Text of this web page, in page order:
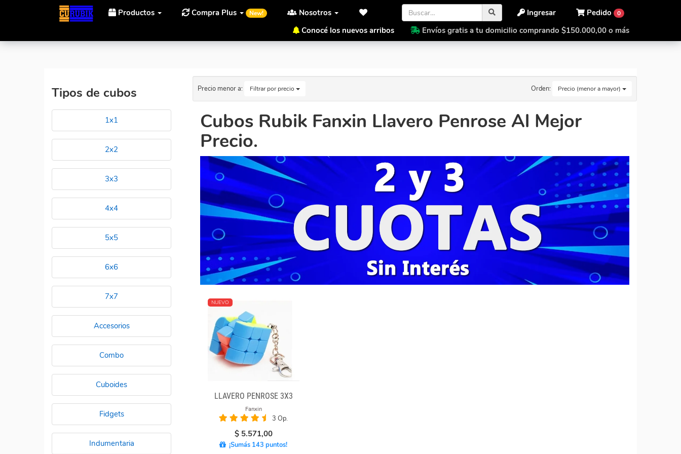
Productos Compra Plus New! Nosotros Pedido 0
Ingresar
Conocé los nuevos arribos
Envíos gratis a tu domicilio comprando $150.000,00 o más
Tipos de cubos
1x1
2x2
3x3
4x4
5x5
6x6
7x7
Accesorios
Combo
Cuboides
Fidgets
Indumentaria
Precio menor a: Filtrar por precio Orden: Precio (menor a mayor)
Cubos Rubik Fanxin Llavero Penrose Al Mejor
Precio.
NUEVO
LLAVERO PENROSE 3X3
Fanxin
3 Op.
$ 5.571,00
¡Sumás 143 puntos!